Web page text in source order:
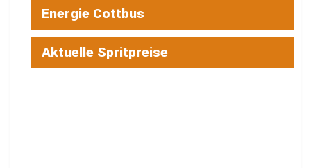
Energie Cottbus
Aktuelle Spritpreise